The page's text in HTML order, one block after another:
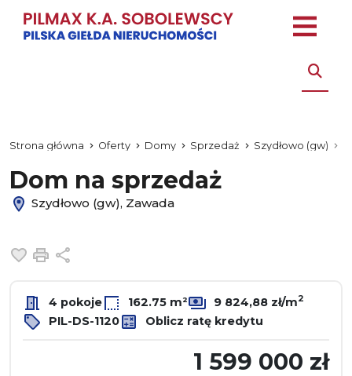
Strona główna Oferty Domy Sprzedaż Szydłowo (gw)
Dom na sprzedaż
Szydłowo (gw), Zawada
Dodaj do ulubionych
Drukuj
4 pokoje 162.75 m² 9 824,88 zł/m2
PIL-DS-1120 Oblicz ratę kredytu
1 599 000 zł